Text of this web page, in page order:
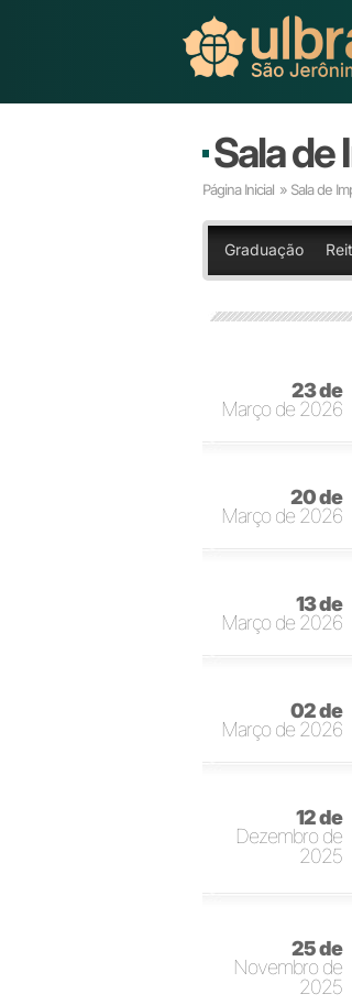
Sala de
Página Inicial » Sala de
Graduação
23 de
Março de 2026
20 de
Março de 2026
13 de
Março de 2026
02 de
Março de 2026
12 de
Dezembro de
2025
25 de
Novembro de
2025